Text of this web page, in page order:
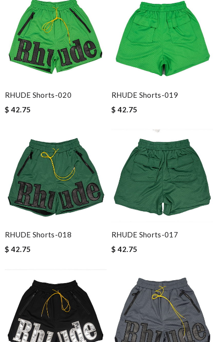
RHUDE Shorts-020
$ 42.75
RHUDE Shorts-019
$ 42.75
RHUDE Shorts-018
$ 42.75
RHUDE Shorts-017
$ 42.75